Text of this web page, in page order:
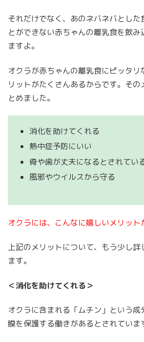
それだけでなく、あのネバネバとした
とができない赤ちゃんの離乳食を飲
ますよ。
オクラが赤ちゃんの離乳食にピッタリ
リットがたくさんあるからです。 その
とめました。
消化を助けてくれる
熱中症予防にいい
骨や歯が丈夫になるとされてい
風邪やウイルスから守る
オクラには、こんなに嬉しいメリット
上記のメリットについて、もう少し
ます。
＜消化を助けてくれる＞
オクラに含まれる「ムチン」という
膜を保護する働きがあるとされていま